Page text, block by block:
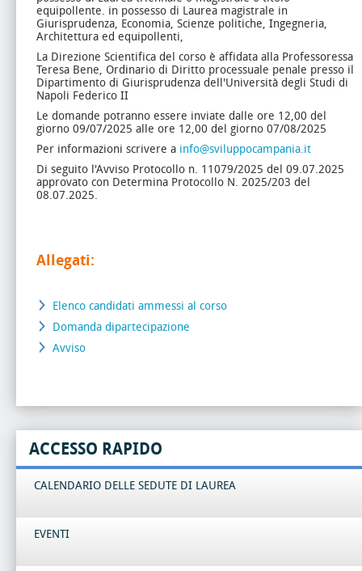
equipollente. in possesso di Laurea magistrale in
Giurisprudenza, Economia, Scienze politiche, Ingegneria,
Architettura ed equipollenti,
La Direzione Scientifica del corso è affidata alla Professoressa
Teresa Bene, Ordinario di Diritto processuale penale presso il
Dipartimento di Giurisprudenza dell'Università degli Studi di
Napoli Federico II
Le domande potranno essere inviate dalle ore 12,00 del
giorno 09/07/2025 alle ore 12,00 del giorno 07/08/2025
Per informazioni scrivere a info@sviluppocampania.it
Di seguito l'Avviso Protocollo n. 11079/2025 del 09.07.2025
approvato con Determina Protocollo N. 2025/203 del
08.07.2025.
Allegati:
Elenco candidati ammessi al corso
Domanda dipartecipazione
Avviso
ACCESSO RAPIDO
CALENDARIO DELLE SEDUTE DI LAUREA
EVENTI